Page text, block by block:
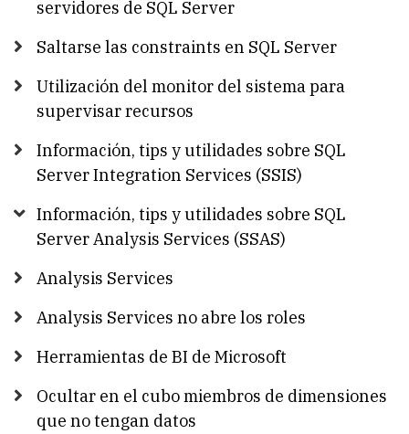
servidores de SQL Server
Saltarse las constraints en SQL Server
Utilización del monitor del sistema para
supervisar recursos
Información, tips y utilidades sobre SQL
Server Integration Services (SSIS)
Información, tips y utilidades sobre SQL
Server Analysis Services (SSAS)
Analysis Services
Analysis Services no abre los roles
Herramientas de BI de Microsoft
Ocultar en el cubo miembros de dimensiones
que no tengan datos